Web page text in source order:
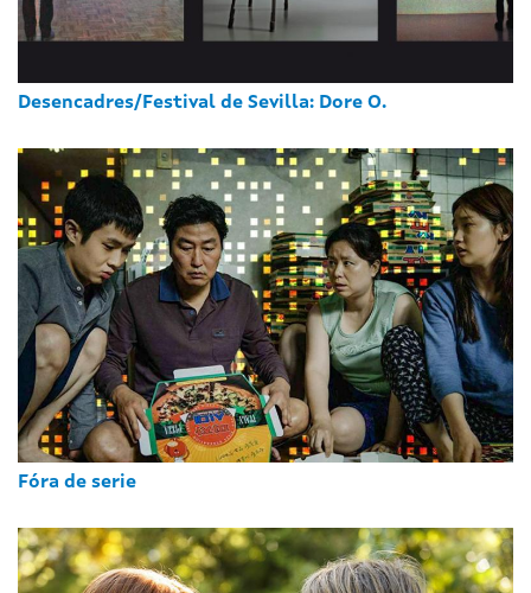
Desencadres/Festival de Sevilla: Dore O.
Fóra de serie